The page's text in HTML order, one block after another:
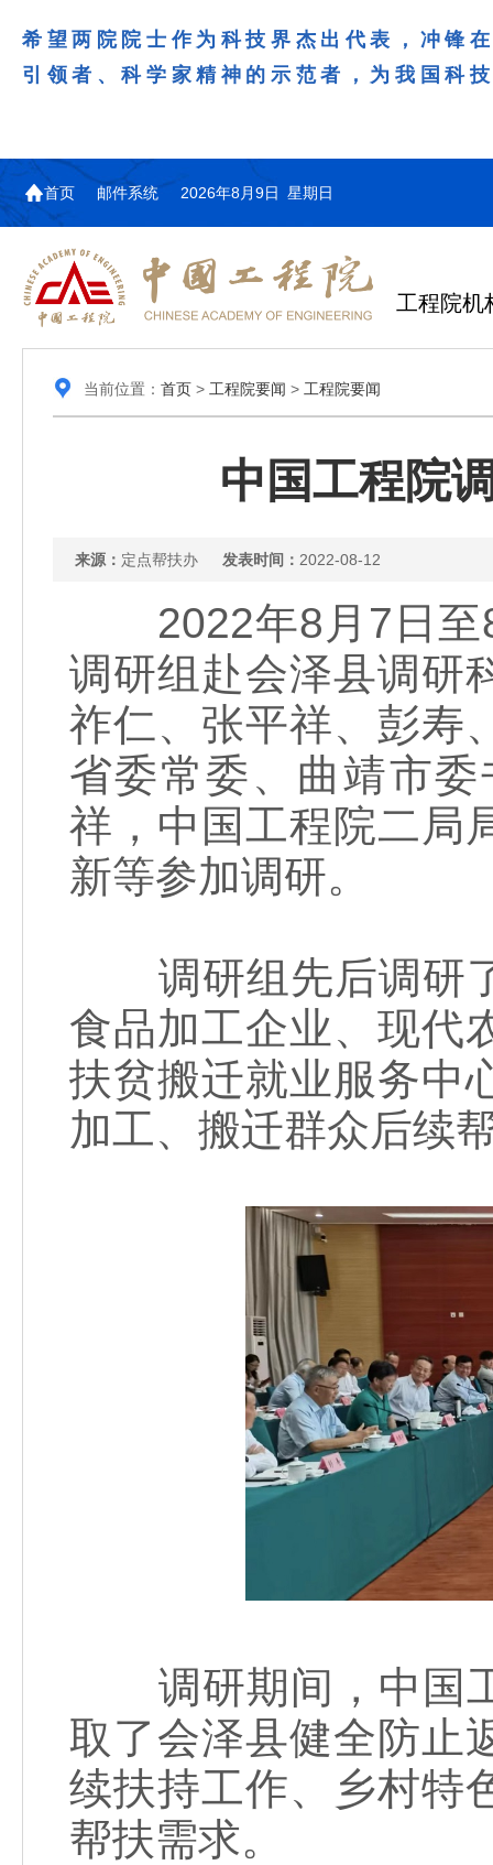
希望两院院士作为科技界杰出代表，冲锋
引领者、科学家精神的示范者，为我国科
首页 邮件系统 2026年8月9日 星期日
工程院机
当前位置： 首页> 工程院要闻 > 工程院要闻
中国工程院
来源： 定点帮扶办 发表时间： 2022-08-12
2022年8月7日至8
调研组赴会泽县调研
祚仁、张平祥、彭寿
省委常委、曲靖市
祥，中国工程院二局
新等参加调研。
调研组先后调研了
食品加工企业、现代
扶贫搬迁就业服务中
加工、搬迁群众后续
调研期间，中国工
取了会泽县健全防止
续扶持工作、乡村特
帮扶需求。